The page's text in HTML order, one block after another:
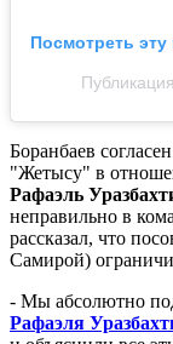
Посмотреть
Боранбаев
"Жетысу" в
Рафаэль
неправильно в
рассказал, что
Самирой)
- Мы абсолютно
Рафаэля